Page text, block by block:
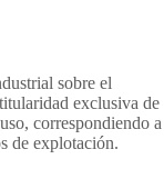
sobre el
exclusiva de
correspondiendo a
de explotación.